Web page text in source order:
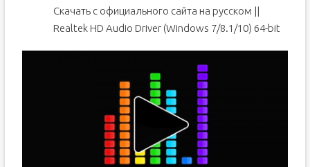
Скачать с официального сайта на русском ||
Realtek HD Audio Driver (Windows 7/8.1/10) 64-bit